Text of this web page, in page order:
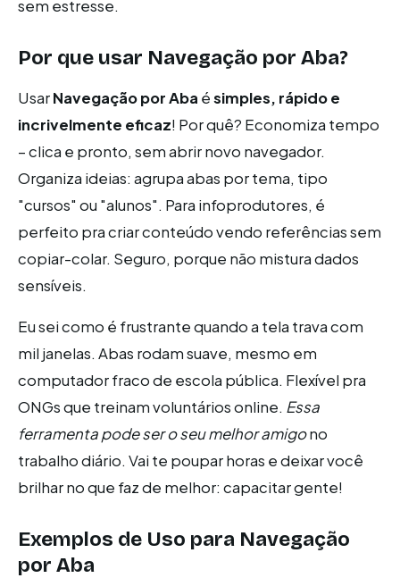
sem estresse.
Por que usar Navegação por Aba?
UsarNavegação por Aba ésimples, rápido e
incrivelmente eficaz! Por quê? Economiza tempo
– clica e pronto, sem abrir novo navegador.
Organiza ideias: agrupa abas por tema, tipo
"cursos" ou "alunos". Para infoprodutores, é
perfeito pra criar conteúdo vendo referências sem
copiar-colar. Seguro, porque não mistura dados
sensíveis.
Eu sei como é frustrante quando a tela trava com
mil janelas. Abas rodam suave, mesmo em
computador fraco de escola pública. Flexível pra
ONGs que treinam voluntários online. Essa
ferramenta pode ser o seu melhor amigono
trabalho diário. Vai te poupar horas e deixar você
brilhar no que faz de melhor: capacitar gente!
Exemplos de Uso para Navegação
por Aba